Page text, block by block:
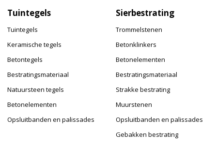
Tuintegels
Tuintegels
Keramische tegels
Betontegels
Bestratingsmateriaal
Natuursteen tegels
Betonelementen
Opsluitbanden en palissades
Sierbestrating
Trommelstenen
Betonklinkers
Betonelementen
Bestratingsmateriaal
Strakke bestrating
Muurstenen
Opsluitbanden en palissades
Gebakken bestrating